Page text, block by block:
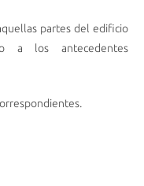
partes del edificio
a los antecedentes